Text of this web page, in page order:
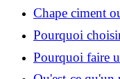
peut-il purifier
Chape ciment
projet ?
Pourquoi
d’œuvre pour
Pourquoi faire